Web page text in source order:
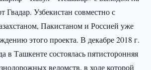
Гвадар. Узбекистан совместно с
Пакистаном и Россией уже
этого проекта. В декабре 2018 г.
в Ташкенте состоялась пятисторонняя
ведомств, в ходе которой